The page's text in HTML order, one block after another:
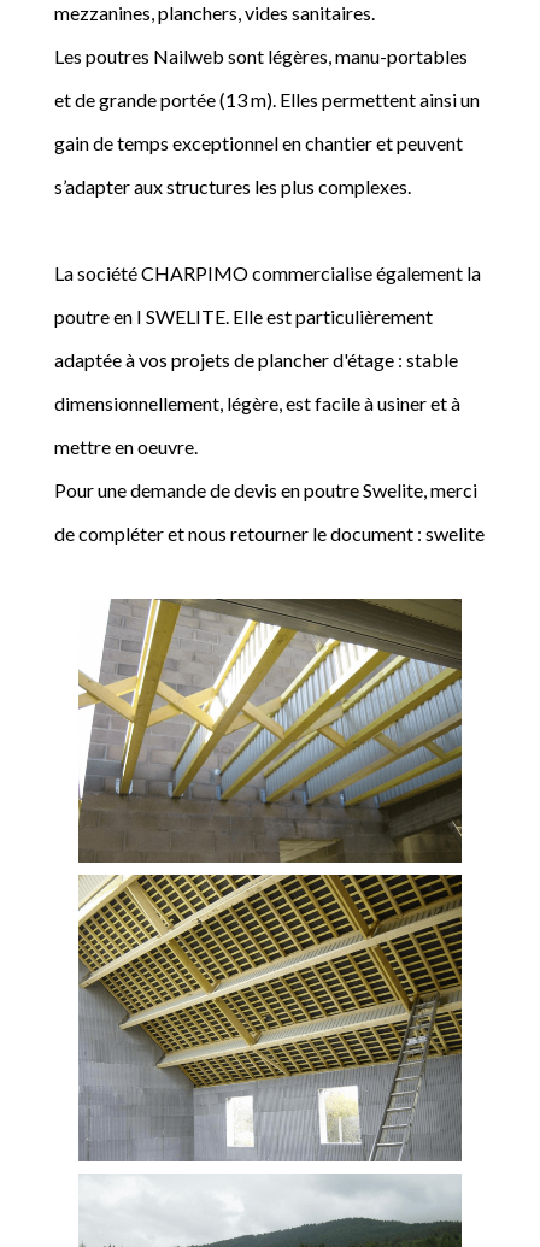
mezzanines, planchers, vides sanitaires.
Les poutres Nailweb sont légères, manu-portables
et de grande portée (13 m). Elles permettent ainsi un
gain de temps exceptionnel en chantier et peuvent
s’adapter aux structures les plus complexes.
La société CHARPIMO commercialise également la
poutre en I SWELITE. Elle est particulièrement
adaptée à vos projets de plancher d'étage : stable
dimensionnellement, légère, est facile à usiner et à
mettre en oeuvre.
Pour une demande de devis en poutre Swelite, merci
de compléter et nous retourner le document : swelite